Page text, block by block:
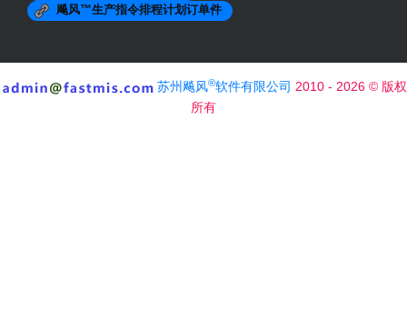
清远市药业出库单
吉林市药业出库复核单
安徽医药出库复核单
飚风™生产指令排程计划订单件
苏州飚风®软件有限公司 2010 - 2026 © 版权
所有